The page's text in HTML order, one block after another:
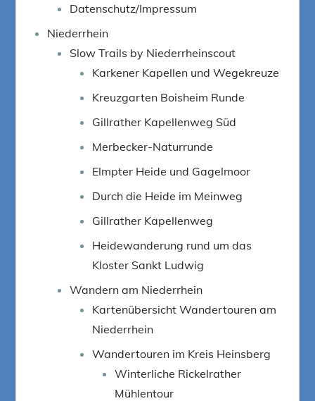
Datenschutz/Impressum
Niederrhein
Slow Trails by Niederrheinscout
Karkener Kapellen und Wegekreuze
Kreuzgarten Boisheim Runde
Gillrather Kapellenweg Süd
Merbecker-Naturrunde
Elmpter Heide und Gagelmoor
Durch die Heide im Meinweg
Gillrather Kapellenweg
Heidewanderung rund um das
Kloster Sankt Ludwig
Wandern am Niederrhein
Kartenübersicht Wandertouren am
Niederrhein
Wandertouren im Kreis Heinsberg
Winterliche Rickelrather
Mühlentour